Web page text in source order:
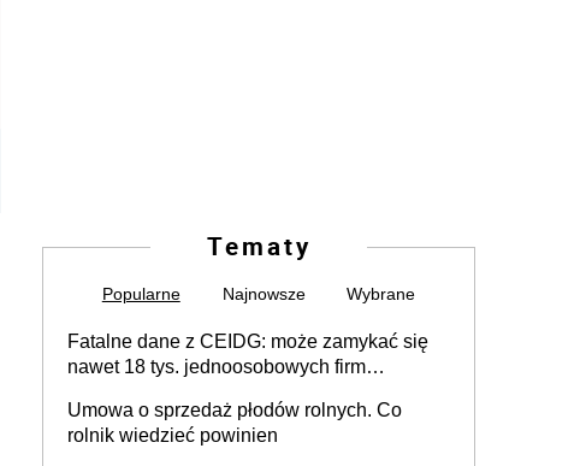
Tematy
Popularne Najnowsze Wybrane
Fatalne dane z CEIDG: może zamykać się
nawet 18 tys. jednoosobowych firm
Umowa o sprzedaż płodów rolnych. Co
rolnik wiedzieć powinien